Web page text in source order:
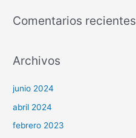
Comentarios recientes
Archivos
junio 2024
abril 2024
febrero 2023